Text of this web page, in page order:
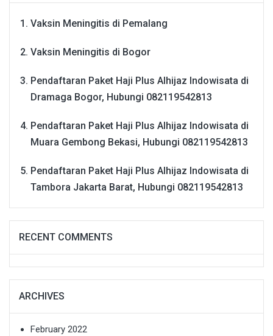
Vaksin Meningitis di Pemalang
Vaksin Meningitis di Bogor
Pendaftaran Paket Haji Plus Alhijaz Indowisata di
Dramaga Bogor, Hubungi 082119542813
Pendaftaran Paket Haji Plus Alhijaz Indowisata di
Muara Gembong Bekasi, Hubungi 082119542813
Pendaftaran Paket Haji Plus Alhijaz Indowisata di
Tambora Jakarta Barat, Hubungi 082119542813
RECENT COMMENTS
ARCHIVES
February 2022